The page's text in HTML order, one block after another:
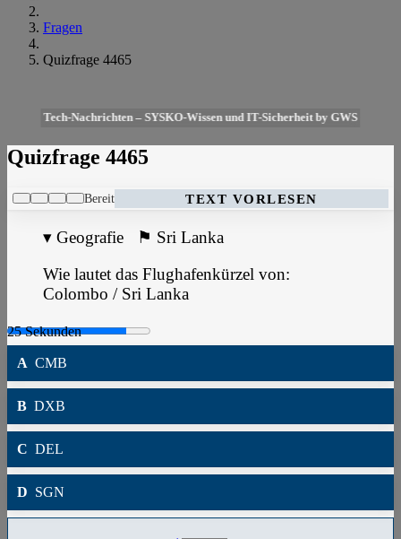
Fragen
Quizfrage 4465
Tech-Nachrichten – SYSKO-Wissen und IT-Sicherheit by GWS
Quizfrage 4465
Bereit TEXT VORLESEN
▾ Geografie ⚑ Sri Lanka
Wie lautet das Flughafenkürzel von:
Colombo / Sri Lanka
A CMB
B DXB
C DEL
D SGN